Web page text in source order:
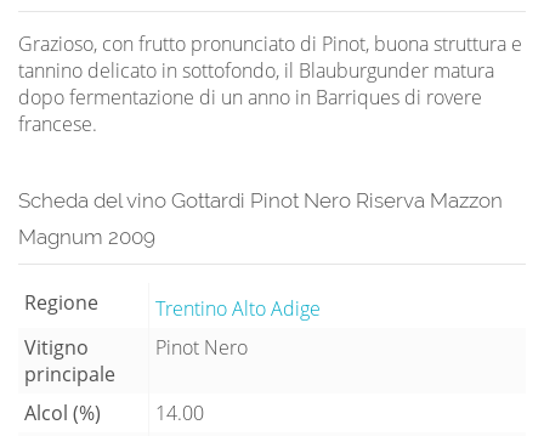
Grazioso, con frutto pronunciato di Pinot, buona struttura e
tannino delicato in sottofondo, il Blauburgunder matura
dopo fermentazione di un anno in Barriques di rovere
francese.
Scheda del vino Gottardi Pinot Nero Riserva Mazzon
Magnum 2009
Regione
Trentino Alto Adige
Vitigno
principale
Pinot Nero
Alcol (%)
14.00